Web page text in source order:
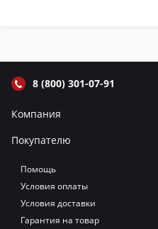
8 (800) 301-07-91
Компания
Покупателю
Помощь
Условия оплаты
Условия доставки
Гарантия на товар